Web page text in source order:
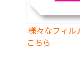
様々なフィル
こちら